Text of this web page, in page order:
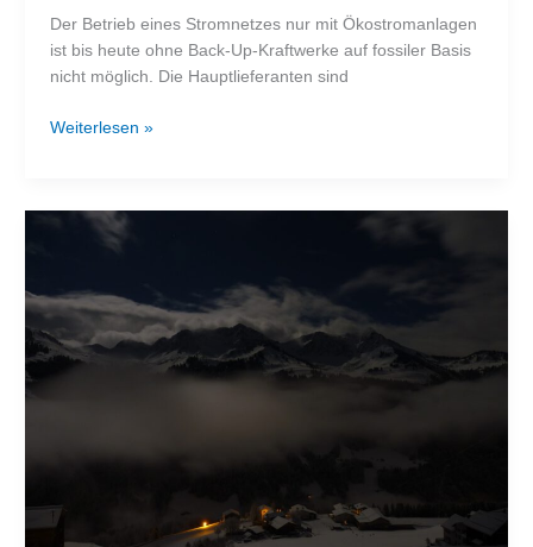
Der Betrieb eines Stromnetzes nur mit Ökostromanlagen
ist bis heute ohne Back-Up-Kraftwerke auf fossiler Basis
nicht möglich. Die Hauptlieferanten sind
Cuxhaven
Weiterlesen »